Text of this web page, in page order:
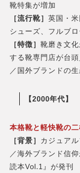
靴特集が増加
［流行靴］ 英国・
シューズ、フルブ
［特徴］ 靴磨き文
する靴専門店が台
／国外ブランドの
【2000年代】
本格靴と軽快靴の
［背景］
カジュア
／海外ブランド信
読本Vol.1』が発刊